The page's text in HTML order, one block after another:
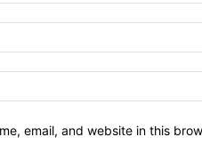
email, and website in this